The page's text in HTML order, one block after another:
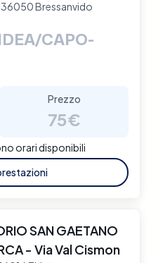
36050 Bressanvido
CAPO-
Prezzo
75€
orari disponibili
SAN GAETANO
- Via Val Cismon